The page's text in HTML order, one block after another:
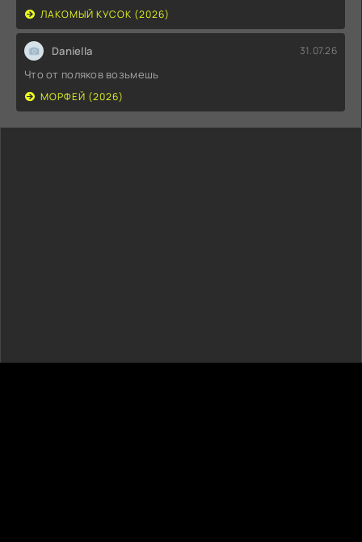
ЛАКОМЫЙ КУСОК (2026)
Daniella 31.07.26
Что от поляков возьмешь
МОРФЕЙ (2026)